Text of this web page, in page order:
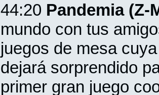
44:20 Pandemia (Z-
mundo con tus
juegos de mesa
dejará sorprendido
primer gran juego